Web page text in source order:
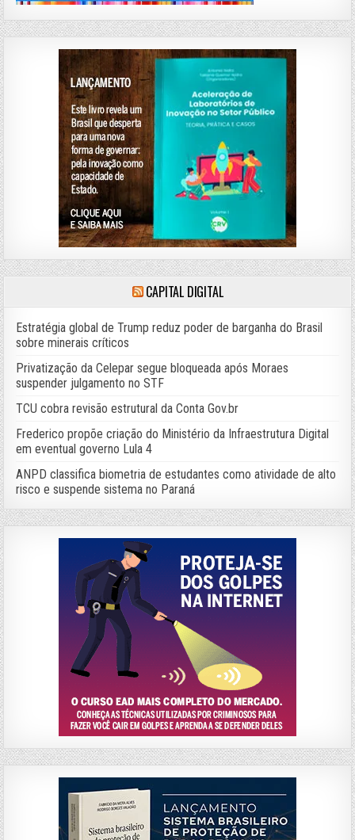
CAPITAL DIGITAL
Estratégia global de Trump reduz poder de barganha do Brasil
sobre minerais críticos
Privatização da Celepar segue bloqueada após Moraes
suspender julgamento no STF
TCU cobra revisão estrutural da Conta Gov.br
Frederico propõe criação do Ministério da Infraestrutura Digital
em eventual governo Lula 4
ANPD classifica biometria de estudantes como atividade de alto
risco e suspende sistema no Paraná